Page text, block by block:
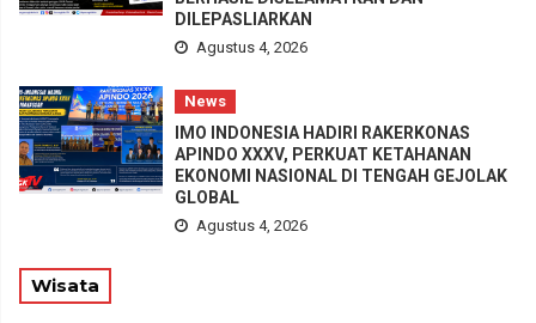
DILEPASLIARKAN
Agustus 4, 2026
News
IMO INDONESIA HADIRI RAKERKONAS
APINDO XXXV, PERKUAT KETAHANAN
EKONOMI NASIONAL DI TENGAH GEJOLAK
GLOBAL
Agustus 4, 2026
Wisata